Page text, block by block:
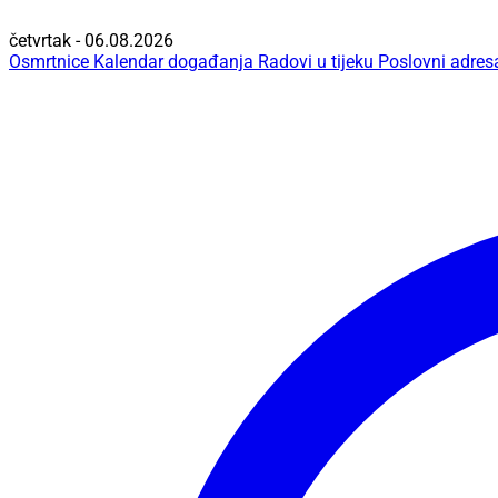
četvrtak - 06.08.2026
Osmrtnice Kalendar događanja Radovi u tijeku Poslovni